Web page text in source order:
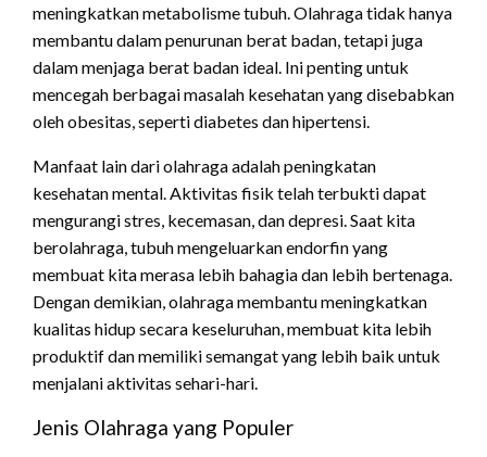
meningkatkan metabolisme tubuh. Olahraga tidak hanya
membantu dalam penurunan berat badan, tetapi juga
dalam menjaga berat badan ideal. Ini penting untuk
mencegah berbagai masalah kesehatan yang disebabkan
oleh obesitas, seperti diabetes dan hipertensi.
Manfaat lain dari olahraga adalah peningkatan
kesehatan mental. Aktivitas fisik telah terbukti dapat
mengurangi stres, kecemasan, dan depresi. Saat kita
berolahraga, tubuh mengeluarkan endorfin yang
membuat kita merasa lebih bahagia dan lebih bertenaga.
Dengan demikian, olahraga membantu meningkatkan
kualitas hidup secara keseluruhan, membuat kita lebih
produktif dan memiliki semangat yang lebih baik untuk
menjalani aktivitas sehari-hari.
Jenis Olahraga yang Populer